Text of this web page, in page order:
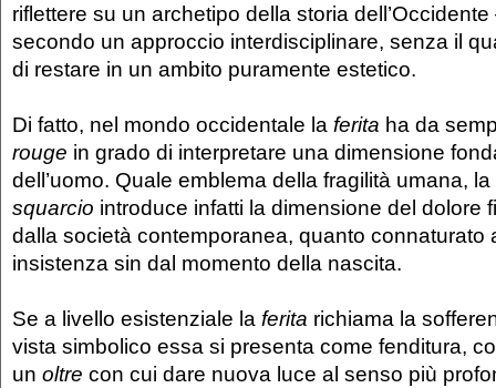
riflettere su un archetipo della storia
secondo un approccio interdisciplinare, senza il
di restare in un ambito puramente estetico.
Di fatto, nel mondo occidentale la ferita ha da
rouge in grado di interpretare una dimensione
dell’uomo. Quale emblema della fragilità umana, la
squarcio introduce infatti la dimensione del dolore
dalla società contemporanea, quanto connaturato
insistenza sin dal momento della nascita.
Se a livello esistenziale la ferita richiama la
vista simbolico essa si presenta come fenditura,
un oltre con cui dare nuova luce al senso più